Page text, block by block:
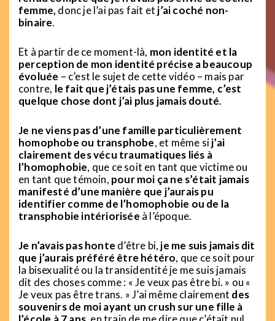
femme, donc je l’ai pas fait et j’ai coché non-
binaire.
Et à partir de ce moment-là, mon identité et la
perception de mon identité précise a beaucoup
évoluée – c’est le sujet de cette vidéo – mais par
contre, le fait que j’étais pas une femme, c’est
quelque chose dont j’ai plus jamais douté.
Je ne viens pas d’une famille particulièrement
homophobe ou transphobe, et même sij’ai
clairement des vécu traumatiques liés à
l’homophobie, que ce soit en tant que victime ou
en tant que témoin, pour moi ça ne s’était jamais
manifesté d’une manière que j’aurais pu
identifier comme de l’homophobie ou de la
transphobie intériorisée à l’époque.
Je n’avais pas honte d’être bi, je me suis jamais dit
que j’aurais préféré être hétéro, que ce soit pour
la bisexualité ou la transidentité je me suis jamais
dit des choses comme : « Je veux pas être bi. » ou «
Je veux pas être trans. » J’ai même clairement des
souvenirs de moi ayant un crush sur une fille à